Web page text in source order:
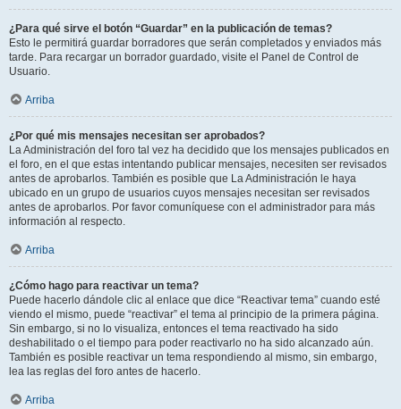
¿Para qué sirve el botón “Guardar” en la publicación de temas?
Esto le permitirá guardar borradores que serán completados y enviados más
tarde. Para recargar un borrador guardado, visite el Panel de Control de
Usuario.
Arriba
¿Por qué mis mensajes necesitan ser aprobados?
La Administración del foro tal vez ha decidido que los mensajes publicados en
el foro, en el que estas intentando publicar mensajes, necesiten ser revisados
antes de aprobarlos. También es posible que La Administración le haya
ubicado en un grupo de usuarios cuyos mensajes necesitan ser revisados
antes de aprobarlos. Por favor comuníquese con el administrador para más
información al respecto.
Arriba
¿Cómo hago para reactivar un tema?
Puede hacerlo dándole clic al enlace que dice “Reactivar tema” cuando esté
viendo el mismo, puede “reactivar” el tema al principio de la primera página.
Sin embargo, si no lo visualiza, entonces el tema reactivado ha sido
deshabilitado o el tiempo para poder reactivarlo no ha sido alcanzado aún.
También es posible reactivar un tema respondiendo al mismo, sin embargo,
lea las reglas del foro antes de hacerlo.
Arriba